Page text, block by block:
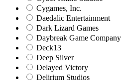
Cygames, Inc.
Daedalic Entertainment
Dark Lizard Games
Daybreak Game Company
Deck13
Deep Silver
Delayed Victory
Delirium Studios